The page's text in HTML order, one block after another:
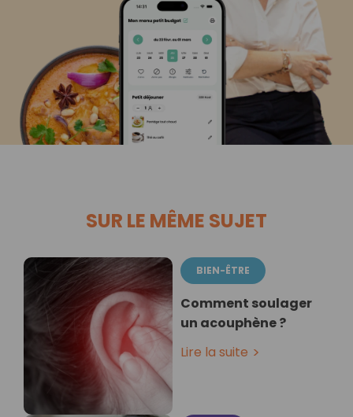
SUR LE MÊME SUJET
BIEN-ÊTRE
Comment soulager
un acouphène ?
Lire la suite